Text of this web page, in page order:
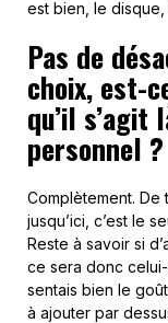
est bien, le disque,
Pas de
choix, est-
qu’il
personnel ?
Complètement. De
jusqu’ici, c’est le
Reste à savoir si
ce sera donc
sentais bien le
à ajouter par